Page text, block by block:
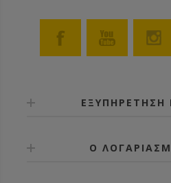
ΕΞΥΠΗΡΕΤΗΣΗ
Ο